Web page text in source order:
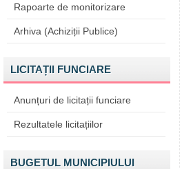
Rapoarte de monitorizare
Arhiva (Achiziții Publice)
LICITAȚII FUNCIARE
Anunțuri de licitații funciare
Rezultatele licitațiilor
BUGETUL MUNICIPIULUI